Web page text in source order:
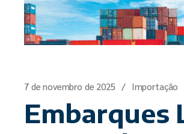
7 de novembro de 2025 Importação
Embarques